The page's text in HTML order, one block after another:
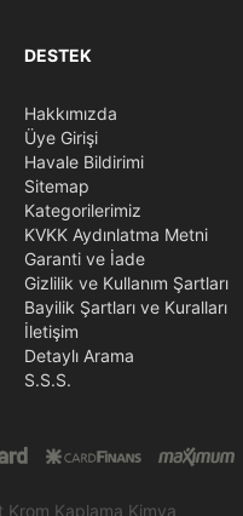
DESTEK
Hakkımızda
Üye Girişi
Havale Bildirimi
Sitemap
Kategorilerimiz
KVKK Aydınlatma Metni
Garanti ve İade
Gizlilik ve Kullanım Şartları
Bayilik Şartları ve Kuralları
İletişim
Detaylı Arama
S.S.S.
Kaplama Kimya